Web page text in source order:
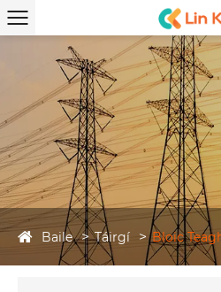
Baile Táirgí Bloic